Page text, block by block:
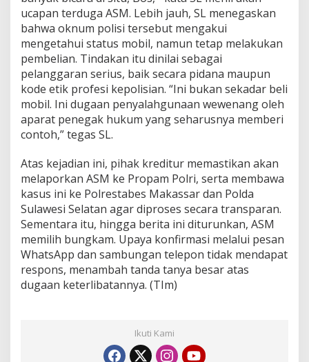
s
i
k
a
p
A
r
o
g
a
ucapan terduga ASM. Lebih jauh, SL menegaskan
bahwa oknum polisi tersebut mengakui
mengetahui status mobil, namun tetap melakukan
pembelian. Tindakan itu dinilai sebagai
pelanggaran serius, baik secara pidana maupun
kode etik profesi kepolisian. “Ini bukan sekadar beli
mobil. Ini dugaan penyalahgunaan wewenang oleh
aparat penegak hukum yang seharusnya memberi
contoh,” tegas SL.
Atas kejadian ini, pihak kreditur memastikan akan
melaporkan ASM ke Propam Polri, serta membawa
kasus ini ke Polrestabes Makassar dan Polda
Sulawesi Selatan agar diproses secara transparan.
Sementara itu, hingga berita ini diturunkan, ASM
memilih bungkam. Upaya konfirmasi melalui pesan
WhatsApp dan sambungan telepon tidak mendapat
respons, menambah tanda tanya besar atas
dugaan keterlibatannya. (TIm)
Ikuti Kami